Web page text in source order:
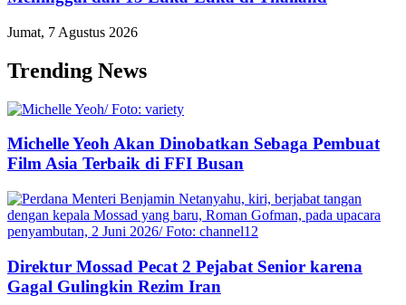
Jumat, 7 Agustus 2026
Trending News
Michelle Yeoh Akan Dinobatkan Sebaga Pembuat
Film Asia Terbaik di FFI Busan
Direktur Mossad Pecat 2 Pejabat Senior karena
Gagal Gulingkin Rezim Iran